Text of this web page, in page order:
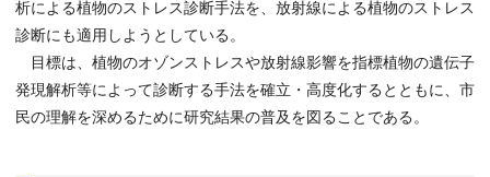
析による植物のストレス診断手法を、放射線による植物のストレス
診断にも適用しようとしている。
目標は、植物のオゾンストレスや放射線影響を指標植物の遺伝子
発現解析等によって診断する手法を確立・高度化するとともに、市
民の理解を深めるために研究結果の普及を図ることである。